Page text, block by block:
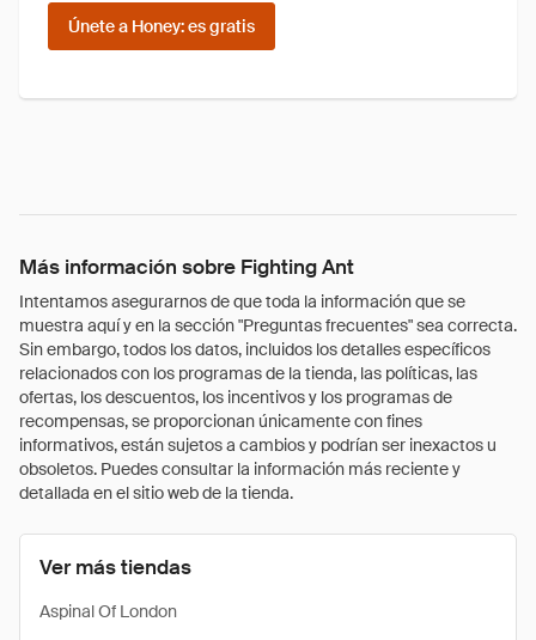
Únete a Honey: es gratis
Más información sobre Fighting Ant
Intentamos asegurarnos de que toda la información que se
muestra aquí y en la sección "Preguntas frecuentes" sea correcta.
Sin embargo, todos los datos, incluidos los detalles específicos
relacionados con los programas de la tienda, las políticas, las
ofertas, los descuentos, los incentivos y los programas de
recompensas, se proporcionan únicamente con fines
informativos, están sujetos a cambios y podrían ser inexactos u
obsoletos. Puedes consultar la información más reciente y
detallada en el sitio web de la tienda.
Ver más tiendas
Aspinal Of London